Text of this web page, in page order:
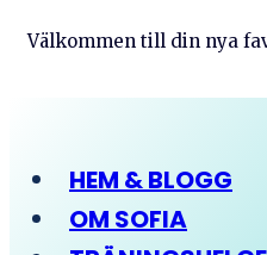
Välkommen till din nya
HEM & BLOGG
OM SOFIA